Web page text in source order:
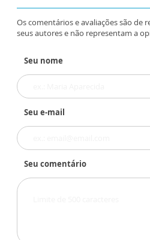
Os comentários e avaliações são de
seus autores e não representam a
Seu nome
Seu e-mail
Seu comentário